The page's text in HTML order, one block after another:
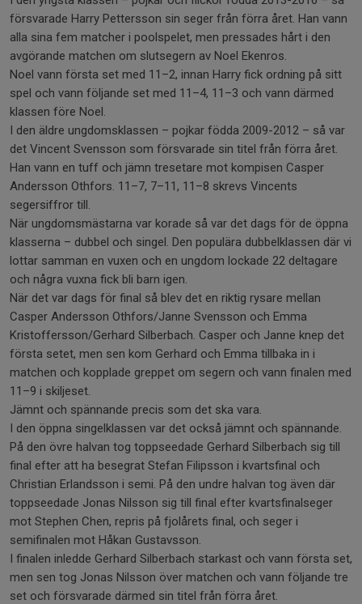
försvarade Harry Pettersson sin seger från förra året. Han vann
alla sina fem matcher i poolspelet, men pressades hårt i den
avgörande matchen om slutsegern av Noel Ekenros.
Noel vann första set med 11–2, innan Harry fick ordning på sitt
spel och vann följande set med 11–4, 11–3 och vann därmed
klassen före Noel.
I den äldre ungdomsklassen – pojkar födda 2009-2012 – så var
det Vincent Svensson som försvarade sin titel från förra året.
Han vann en tuff och jämn tresetare mot kompisen Casper
Andersson Othfors. 11–7, 7–11, 11–8 skrevs Vincents
segersiffror till.
När ungdomsmästarna var korade så var det dags för de öppna
klasserna – dubbel och singel. Den populära dubbelklassen där vi
lottar samman en vuxen och en ungdom lockade 22 deltagare
och några vuxna fick bli barn igen.
När det var dags för final så blev det en riktig rysare mellan
Casper Andersson Othfors/Janne Svensson och Emma
Kristoffersson/Gerhard Silberbach. Casper och Janne knep det
första setet, men sen kom Gerhard och Emma tillbaka in i
matchen och kopplade greppet om segern och vann finalen med
11–9 i skiljeset.
Jämnt och spännande precis som det ska vara.
I den öppna singelklassen var det också jämnt och spännande.
På den övre halvan tog toppseedade Gerhard Silberbach sig till
final efter att ha besegrat Stefan Filipsson i kvartsfinal och
Christian Erlandsson i semi. På den undre halvan tog även där
toppseedade Jonas Nilsson sig till final efter kvartsfinalseger
mot Stephen Chen, repris på fjolårets final, och seger i
semifinalen mot Håkan Gustavsson.
I finalen inledde Gerhard Silberbach starkast och vann första set,
men sen tog Jonas Nilsson över matchen och vann följande tre
set och försvarade därmed sin titel från förra året.